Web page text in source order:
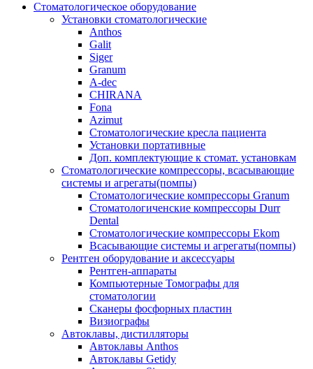
Стоматологическое оборудование
Установки стоматологические
Anthos
Galit
Siger
Granum
A-dec
CHIRANA
Fona
Azimut
Стоматологические кресла пациента
Установки портативные
Доп. комплектующие к стомат. установкам
Стоматологические компрессоры, всасывающие
системы и агрегаты(помпы)
Стоматологические компрессоры Granum
Стоматологиченские компрессоры Durr
Dental
Стоматологические компрессоры Ekom
Всасывающие системы и агрегаты(помпы)
Рентген оборудование и аксессуары
Рентген-аппараты
Компьютерные Томографы для
стоматологии
Сканеры фосфорных пластин
Визиографы
Автоклавы, дистилляторы
Автоклавы Anthos
Автоклавы Getidy